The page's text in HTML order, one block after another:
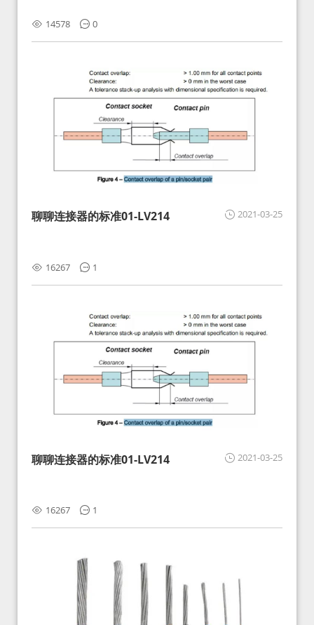
14578 0
2021-03-25
聊聊连接器的标准01-LV214
16267 1
2021-03-25
聊聊连接器的标准01-LV214
16267 1